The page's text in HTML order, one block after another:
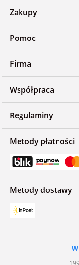
Zakupy
Pomoc
Firma
Współpraca
Regulaminy
Metody płatności
Metody dostawy